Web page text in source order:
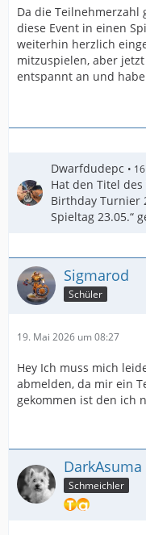
Da die Teilnehmerzahl
diese Event in einen
weiterhin herzlich
mitzuspielen, aber
entspannt an und
Dwarfdudepc
Hat den Titel
Birthday Turnier
Spieltag 23.05.“
Sigmarod
Schüler
19. Mai 2026 um 08:27
Hey Ich muss mich
abmelden, da mir ein
gekommen ist den ich
DarkAsuma
Schmeichler